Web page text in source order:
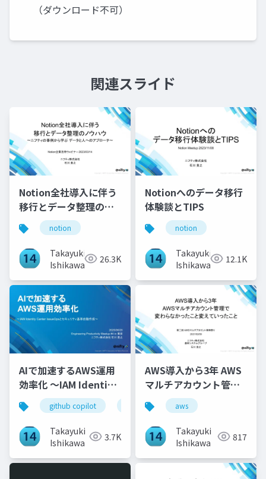
（ダウンロード不可）
関連スライド
Notion全社導入に伴う
移行とデータ整理のノ
ウハウnotion
Takayuki
Ishikawa
26.3K
Notionへのデータ移行
体験談とTIPS
notion
Takayuki
Ishikawa
12.1K
AIで加速するAWS運用
効率化 〜IAM Identity
Center IssueOpsとセ
キュリティ基準自動作
成〜
github copilot aws
Takayuki
Ishikawa
3.7K
AWS導入から3年 AWS
マルチアカウント管理
で変わらなかったこと
変えていったこと
aws
Takayuki
Ishikawa
817